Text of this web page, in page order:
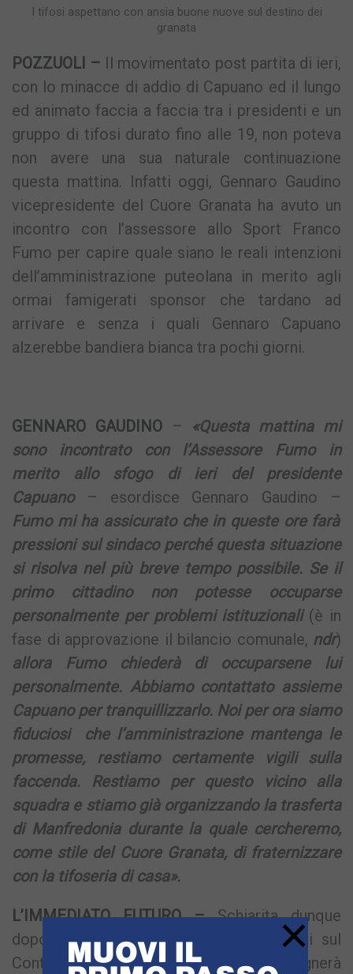
I tifosi aspettano con ansia buone nuove sul destino dei
granata
POZZUOLI – Il movimentato post partita di ieri,
con lo minacce di addio di Capuano ed il lungo
ed animato faccia a faccia tra i presidenti e un
gruppo di tifosi durato fino alle 19, non poteva
non avere una sua naturale continuazione
questa mattina. Infatti oggi, Gennaro Gaudino
vicepresidente del Cuore Granata ha avuto un
incontro con l’assessore allo Sport Franco
Fumo per capire quale siano le reali intenzioni
dell’amministrazione puteolana in merito agli
ormai famigerati sponsor che tardano ad
arrivare e senza i quali Gennaro Capuano
alzerebbe bandiera bianca tra pochi giorni.
GENNARO GAUDINO– «Questa mattina mi
sono incontrato con l’Assessore Fumo in
merito allo sfogo di ieri del presidente
Capuano– esordisce Gennaro Gaudino –
Fumo mi ha assicurato che in queste ore farà
pressioni sul sindaco perché questa situazione
si risolva nel più breve tempo possibile. Se il
primo cittadino non potesse occuparse
personalmente per problemi istituzionali(è in
fase di approvazione il bilancio comunale, ndr)
allora Fumo chiederà di occuparsene lui
personalmente. Abbiamo contattato assieme
Capuano per tranquillizzarlo. Noi per ora siamo
fiduciosi che l’amministrazione mantenga le
promesse, restiamo certamente vigili sulla
faccenda. Restiamo per questo vicino alla
squadra e stiamo già organizzando la trasferta
di Manfredonia durante la quale cercheremo,
come stile del Cuore Granata, di fraternizzare
con la tifoseria di casa».
L’IMMEDIATO FUTURO –Schiarita dunque
dopo le grosse nuvole nere addensatesi sul
Conte nel tardo pomeriggio di ieri. Bisognerà
×